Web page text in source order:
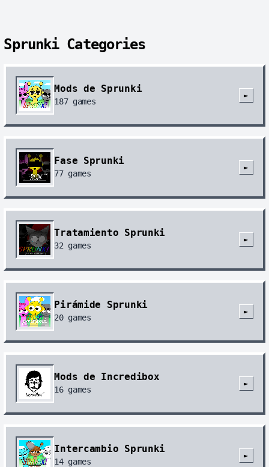
Sprunki Categories
Mods de Sprunki
187games
►
Fase Sprunki
77games
►
Tratamiento Sprunki
32 games
►
Pirámide Sprunki
20games
►
Mods de Incredibox
16games
►
Intercambio Sprunki
14games
►